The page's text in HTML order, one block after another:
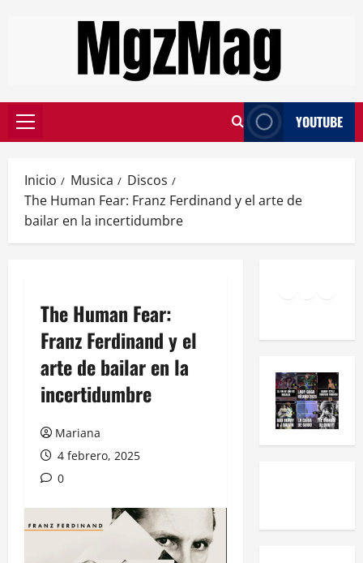
YOUTUBE
Inicio Musica
Discos
The Human Fear: Franz Ferdinand y el arte de
bailar en la incertidumbre
The Human Fear:
Franz Ferdinand y el
arte de bailar en la
incertidumbre
Mariana
4 febrero, 2025
0